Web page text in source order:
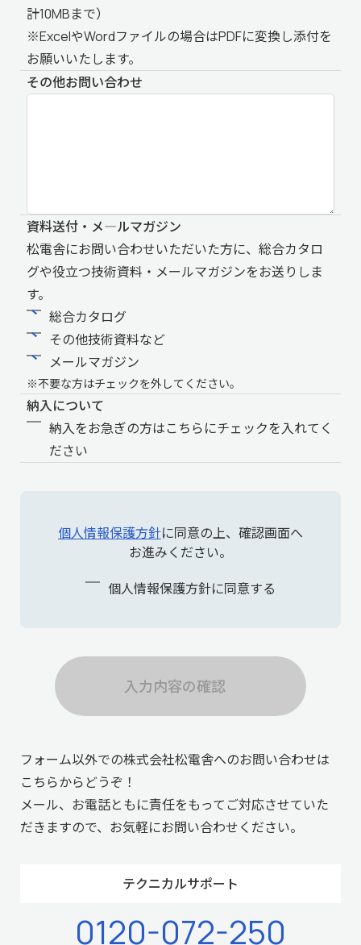
計10MBまで）
※ExcelやWordファイルの場合はPDFに変換し添付を
お願いいたします。
その他お問い合わせ
資料送付・メ―ルマガジン
松電舎にお問い合わせいただいた方に、総合カタロ
グや役立つ技術資料・メールマガジンをお送りしま
す。
総合カタログ
その他技術資料など
メールマガジン
※不要な方はチェックを外してください。
納入について
納入をお急ぎの方はこちらにチェックを入れてく
ださい
個人情報保護方針に同意の上、確認画面へ
お進みください。
個人情報保護方針に同意する
入力内容の確認
フォーム以外での株式会社松電舎へのお問い合わせは
こちらからどうぞ！
メール、お電話ともに責任をもってご対応させていた
だきますので、お気軽にお問い合わせください。
テクニカルサポート
0120-072-250